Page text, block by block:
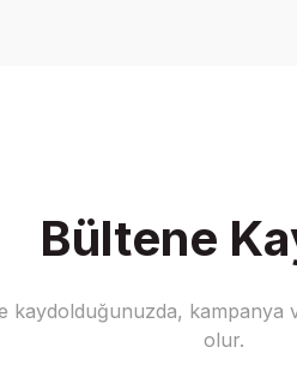
Bültene
kaydolduğunuzda, kampanya
olur.